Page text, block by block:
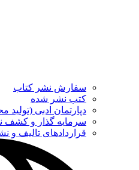
سفارش نشر کتاب
کتب نشر شده
دپارتمان ادبی (تولید
سرمایه گذار و کشف
قراردادهای تالیف و